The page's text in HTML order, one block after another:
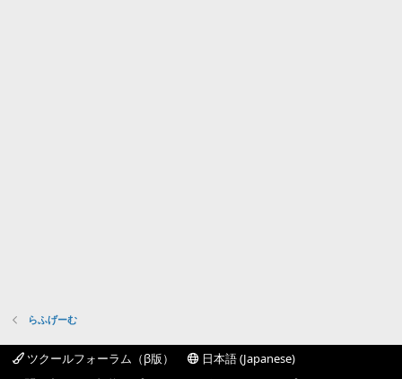
らふげーむ
ツクールフォーラム（β版）
日本語 (Japanese)